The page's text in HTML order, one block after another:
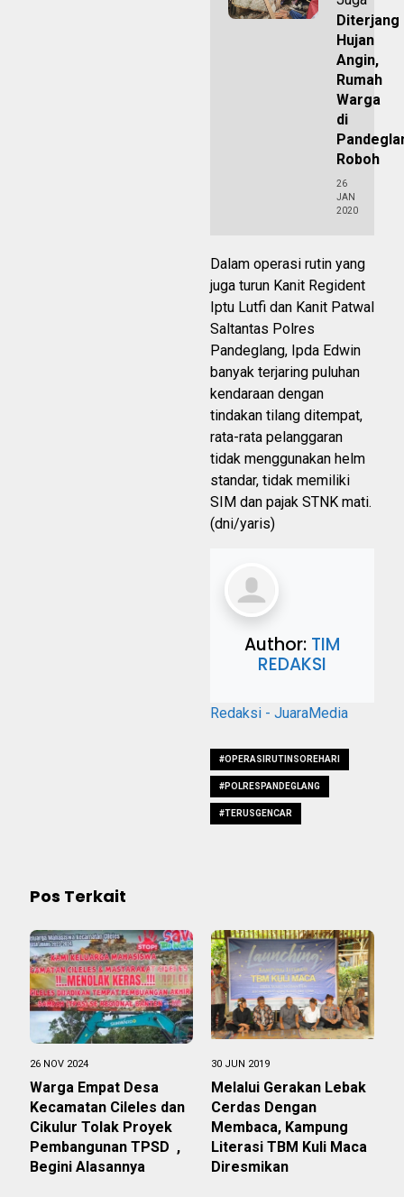
Diterjang
Hujan
Angin,
Rumah
Warga
di
Roboh
26
JAN
2020
Dalam operasi rutin yang
juga turun Kanit Regident
Iptu Lutfi dan Kanit Patwal
Saltantas Polres
Pandeglang, Ipda Edwin
banyak terjaring puluhan
kendaraan dengan
tindakan tilang ditempat,
rata-rata pelanggaran
tidak menggunakan helm
standar, tidak memiliki
SIM dan pajak STNK mati.
(dni/yaris)
Author: TIM
REDAKSI
Redaksi - JuaraMedia
#OPERASIRUTINSOREHARI
#POLRESPANDEGLANG
#TERUSGENCAR
Pos Terkait
26 NOV 2024
Warga Empat Desa
Kecamatan Cileles dan
Cikulur Tolak Proyek
Pembangunan TPSD ,
Begini Alasannya
30 JUN 2019
Melalui Gerakan Lebak
Cerdas Dengan
Membaca, Kampung
Literasi TBM Kuli Maca
Diresmikan